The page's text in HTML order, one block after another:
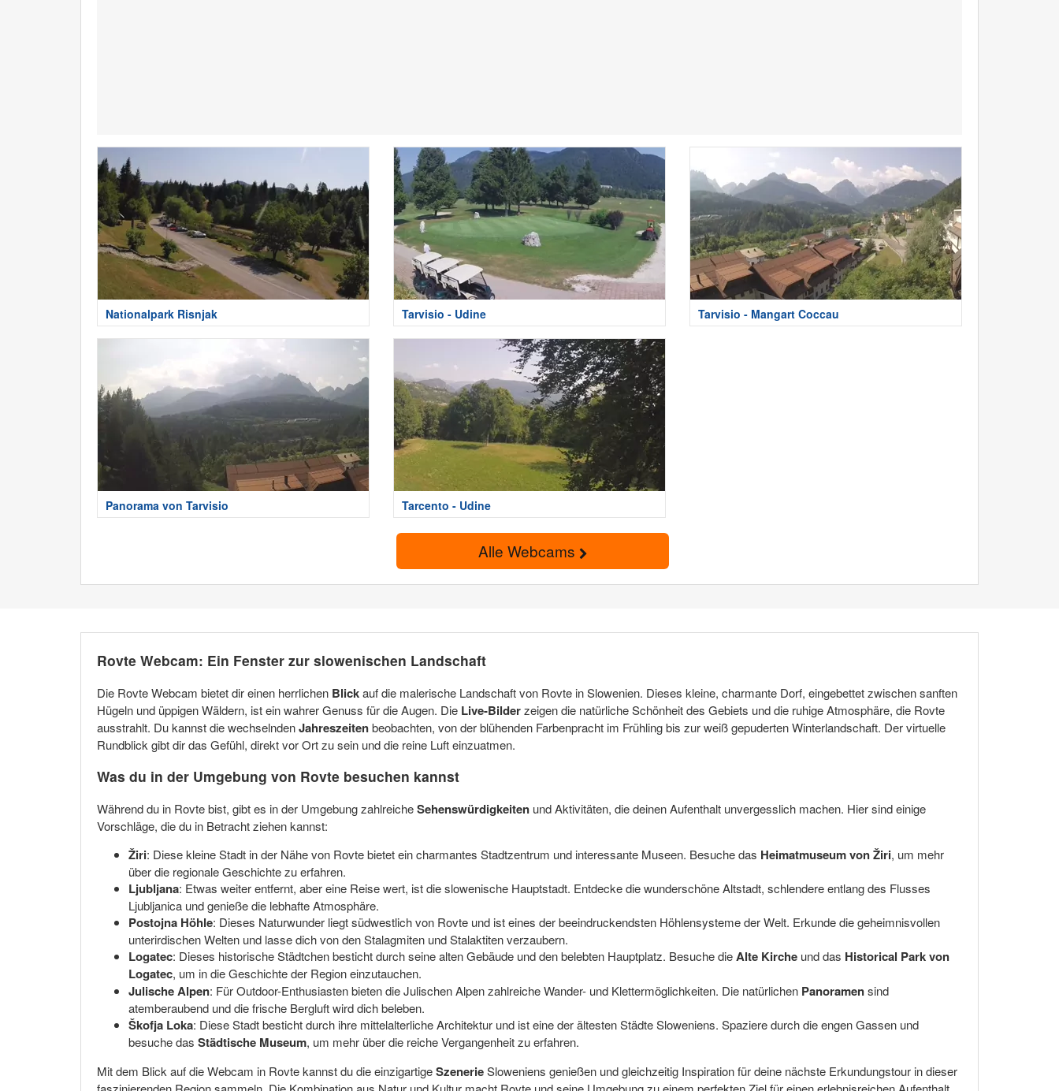
Nationalpark Risnjak Tarvisio - Udine Tarvisio - Mangart Coccau
Panorama von Tarvisio Tarcento - Udine
Alle Webcams
Rovte Webcam: Ein Fenster zur slowenischen Landschaft
Die Rovte Webcam bietet dir einen herrlichen Blickauf die malerische Landschaft von Rovte in Slowenien. Dieses kleine, charmante Dorf, eingebettet zwischen sanften
Hügeln und üppigen Wäldern, ist ein wahrer Genuss für die Augen. Die Live-Bilderzeigen die natürliche Schönheit des Gebiets und die ruhige Atmosphäre, die Rovte
ausstrahlt. Du kannst die wechselndenJahreszeitenbeobachten, von der blühenden Farbenpracht im Frühling bis zur weiß gepuderten Winterlandschaft. Der virtuelle
Rundblick gibt dir das Gefühl, direkt vor Ort zu sein und die reine Luft einzuatmen.
Was du in der Umgebung von Rovte besuchen kannst
Während du in Rovte bist, gibt es in der Umgebung zahlreicheSehenswürdigkeiten und Aktivitäten, die deinen Aufenthalt unvergesslich machen. Hier sind einige
Vorschläge, die du in Betracht ziehen kannst:
Žiri: Diese kleine Stadt in der Nähe von Rovte bietet ein charmantes Stadtzentrum und interessante Museen. Besuche das Heimatmuseum von Žiri, um mehr
über die regionale Geschichte zu erfahren.
Ljubljana: Etwas weiter entfernt, aber eine Reise wert, ist die slowenische Hauptstadt. Entdecke die wunderschöne Altstadt, schlendere entlang des Flusses
Ljubljanica und genieße die lebhafte Atmosphäre.
Postojna Höhle: Dieses Naturwunder liegt südwestlich von Rovte und ist eines der beeindruckendsten Höhlensysteme der Welt. Erkunde die geheimnisvollen
unterirdischen Welten und lasse dich von den Stalagmiten und Stalaktiten verzaubern.
Logatec: Dieses historische Städtchen besticht durch seine alten Gebäude und den belebten Hauptplatz. Besuche dieAlte Kirche und das Historical Park von
Logatec, um in die Geschichte der Region einzutauchen.
Julische Alpen: Für Outdoor-Enthusiasten bieten die Julischen Alpen zahlreiche Wander- und Klettermöglichkeiten. Die natürlichen Panoramensind
atemberaubend und die frische Bergluft wird dich beleben.
Škofja Loka: Diese Stadt besticht durch ihre mittelalterliche Architektur und ist eine der ältesten Städte Sloweniens. Spaziere durch die engen Gassen und
besuche das Städtische Museum, um mehr über die reiche Vergangenheit zu erfahren.
Mit dem Blick auf die Webcam in Rovte kannst du die einzigartigeSzenerieSloweniens genießen und gleichzeitig Inspiration für deine nächste Erkundungstour in dieser